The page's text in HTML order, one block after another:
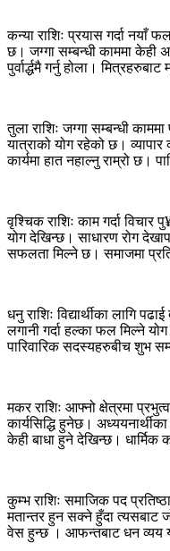
कन्या राशिः प्रयास गर्दा नयाँ
छ। जग्गा सम्बन्धी काममा केही
पुर्वार्द्धमै गर्नु होला।
तुला राशिः जग्गा सम्बन्धी
यात्राको योग रहेको छ।
कार्यमा हात नहाल्नु राम्रो छ।
वृश्चिक राशिः काम गर्दा विचार
योग देखिन्छ। साधारण रोग
सफलता मिल्ने छ। समाजमा
धनु राशिः विद्यार्थीका लागि
लगानी गर्दा हल्का फल मिल्ने
पारिवारिक सदस्यहरुबीच शुभ
मकर राशिः आफ्नो क्षेत्रमा
कार्यसिद्धि हुनेछ।
केही बाधा हुने देखिन्छ। धार्मिक
कुम्भ राशिः समाजिक पद
मतान्तर हुन सक्ने हुँदा त्यसबाट
वेस हुन्छ । आफन्तबाट धन व्यय